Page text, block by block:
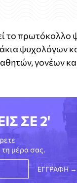
το πρωτόκολλο
ψυχολόγων
γονέων
ΣΕ 2'
τη μέρα σας.